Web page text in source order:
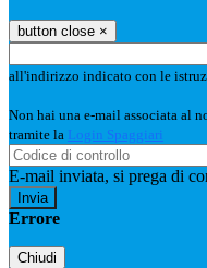
button close ×
all'indirizzo indicato con le
Non hai una e-mail associata al
tramite la Login Spaggiari
E-mail inviata, si prega di
Errore
Chiudi